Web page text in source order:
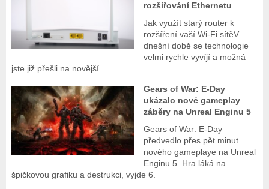
rozšiřování Ethernetu
Jak využít starý router k
rozšíření vaší Wi-Fi sítěV
dnešní době se technologie
velmi rychle vyvíjí a možná
jste již přešli na novější
Gears of War: E-Day
ukázalo nové gameplay
záběry na Unreal Enginu 5
Gears of War: E-Day
předvedlo přes pět minut
nového gameplaye na Unreal
Enginu 5. Hra láká na
špičkovou grafiku a destrukci, vyjde 6.